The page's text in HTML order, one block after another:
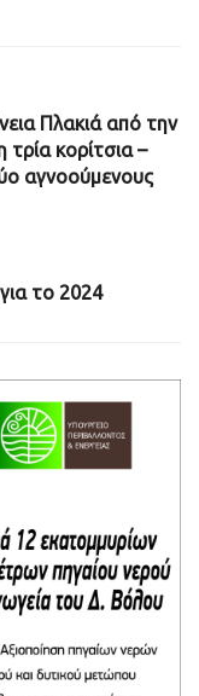
Πλακιά από την
κορίτσια –
αγνοούμενους
το 2024